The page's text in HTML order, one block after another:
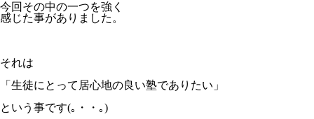
今回その中の一つを強く
感じた事がありました。
それは
「生徒にとって居心地の良い塾でありたい」
という事です(｡・・｡)